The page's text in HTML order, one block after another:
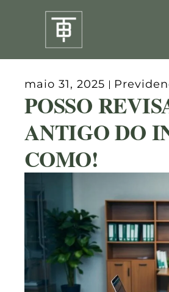
maio 31, 2025
POSSO
ANTIGO DO
COMO!